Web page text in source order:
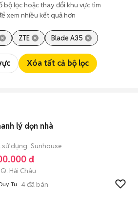
bộ lọc hoặc thay đổi khu vực tìm
xem nhiều kết quả hơn
ZTE Blade A35
Xóa tất cả bộ lọc
lý dọn nhà
sử dụng Sunhouse
đ
Q. Hải Châu
Tu 4đã bán